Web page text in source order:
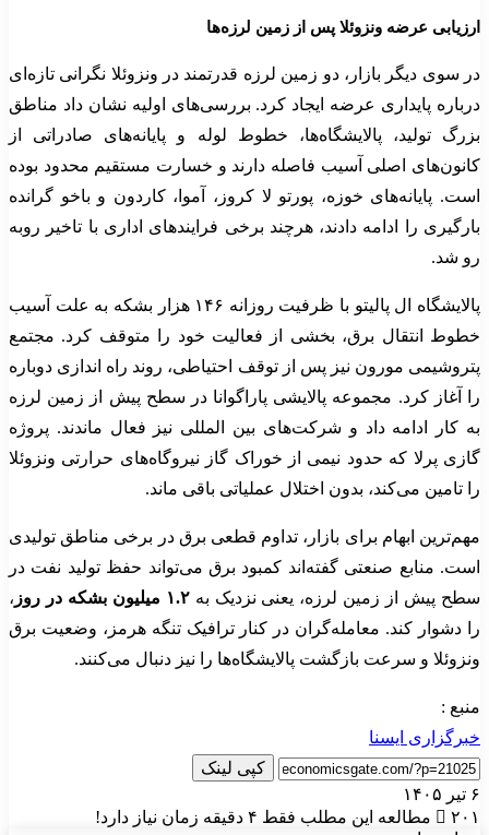
ارزیابی عرضه ونزوئلا پس از زمین لرزه‌ها
در سوی دیگر بازار، دو زمین لرزه قدرتمند در ونزوئلا نگرانی تازه‌ای
درباره پایداری عرضه ایجاد کرد. بررسی‌های اولیه نشان داد مناطق
بزرگ تولید، پالایشگاه‌ها، خطوط لوله و پایانه‌های صادراتی از
کانون‌های اصلی آسیب فاصله دارند و خسارت مستقیم محدود بوده
است. پایانه‌های خوزه، پورتو لا کروز، آموا، کاردون و باخو گرانده
بارگیری را ادامه دادند، هرچند برخی فرایندهای اداری با تاخیر روبه
رو شد.
پالایشگاه ال پالیتو با ظرفیت روزانه ۱۴۶ هزار بشکه به علت آسیب
خطوط انتقال برق، بخشی از فعالیت خود را متوقف کرد. مجتمع
پتروشیمی مورون نیز پس از توقف احتیاطی، روند راه اندازی دوباره
را آغاز کرد. مجموعه پالایشی پاراگوانا در سطح پیش از زمین لرزه
به کار ادامه داد و شرکت‌های بین المللی نیز فعال ماندند. پروژه
گازی پرلا که حدود نیمی از خوراک گاز نیروگاه‌های حرارتی ونزوئلا
را تامین می‌کند، بدون اختلال عملیاتی باقی ماند.
مهم‌ترین ابهام برای بازار، تداوم قطعی برق در برخی مناطق تولیدی
است. منابع صنعتی گفته‌اند کمبود برق می‌تواند حفظ تولید نفت در
سطح پیش از زمین لرزه، یعنی نزدیک به۱.۲ میلیون بشکه در روز
،
را دشوار کند. معامله‌گران در کنار ترافیک تنگه هرمز، وضعیت برق
ونزوئلا و سرعت بازگشت پالایشگاه‌ها را نیز دنبال می‌کنند.
منبع :
خبرگزاری ایسنا
کپی لینک
۶ تیر ۱۴۰۵
۲۰۱
مطالعه این مطلب فقط ۴ دقیقه زمان نیاز دارد!